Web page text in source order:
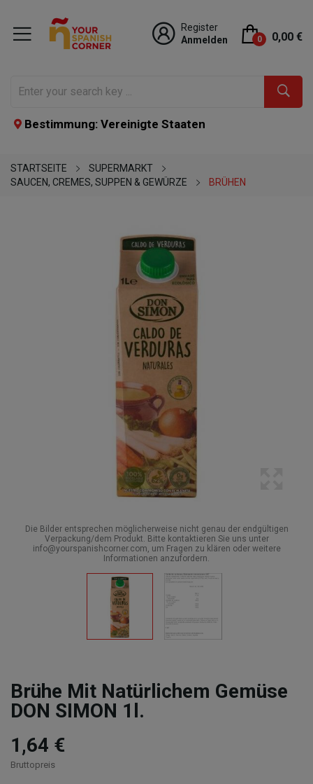
Register
Anmelden
0 0,00 €
Bestimmung: Vereinigte Staaten
STARTSEITE
SUPERMARKT
SAUCEN, CREMES, SUPPEN & GEWÜRZE
BRÜHEN
Die Bilder entsprechen möglicherweise nicht genau der endgültigen
Verpackung/dem Produkt. Bitte kontaktieren Sie uns unter
info@yourspanishcorner.com, um Fragen zu klären oder weitere
Informationen anzufordern.
Brühe Mit Natürlichem Gemüse
DON SIMON 1l.
1,64 €
Bruttopreis